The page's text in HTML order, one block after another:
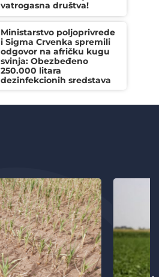
vatrogasna društva!
Ministarstvo poljoprivrede
i Sigma Crvenka spremili
odgovor na afričku kugu
svinja: Obezbeđeno
250.000 litara
dezinfekcionih sredstava